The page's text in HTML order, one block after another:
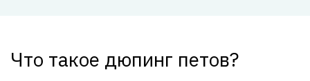
Что такое дюпинг петов?